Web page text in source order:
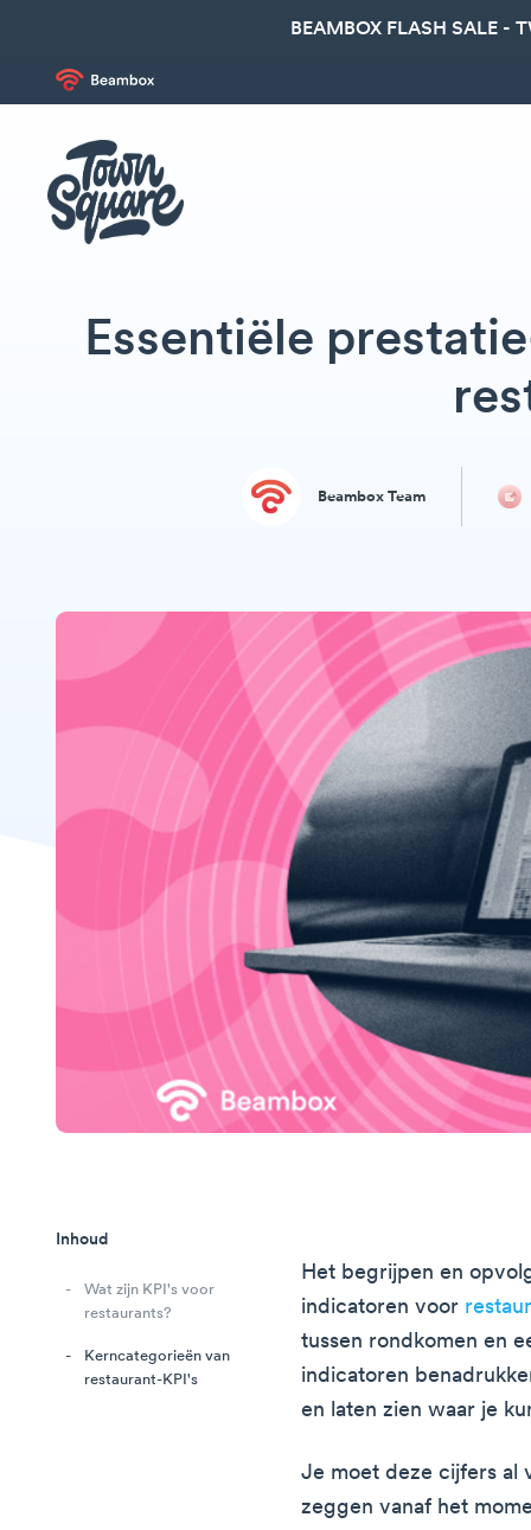
BEAMBOX FLASH SALE -
Essentiële
Beambox Team
Inhoud
Wat zijn KPI's voor
restaurants?
Kerncategorieën van
restaurant-KPI's
Het begrijpen en
indicatoren voor
tussen rondkomen en
indicatoren
en laten zien waar je
Je moet deze cijfers al
zeggen vanaf het